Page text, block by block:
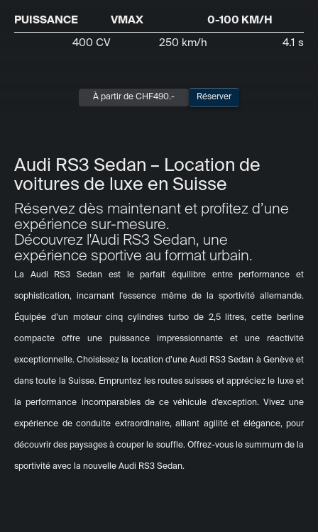
PUISSANCE
400 CV
VMAX
250 km/h
0-100 KM/H
4.1 s
À partir de CHF490.- Réserver
Audi RS3 Sedan – Location de
voitures de luxe en Suisse
Réservez dès maintenant et profitez d’une
expérience sur-mesure.
Découvrez l'Audi RS3 Sedan, une
expérience sportive au format urbain.
La Audi RS3 Sedan est le parfait équilibre entre performance et
sophistication, incarnant l'essence même de la sportivité allemande.
Équipée d’un moteur cinq cylindres turbo de 2,5 litres, cette berline
compacte offre une puissance impressionnante et une réactivité
exceptionnelle. Choisissez la location d’une Audi RS3 Sedan à Genève et
dans toute la Suisse. Empruntez les routes suisses et appréciez le luxe et
la performance incomparables de ce véhicule d’exception. Vivez une
expérience de conduite extraordinaire, alliant agilité et élégance, pour
découvrir des paysages à couper le souffle. Offrez-vous le summum de la
sportivité avec la nouvelle Audi RS3 Sedan.